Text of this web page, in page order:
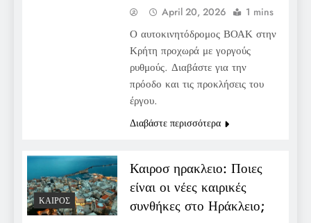
April 20, 2026 1 mins
Ο αυτοκινητόδρομος ΒΟΑΚ στην
Κρήτη προχωρά με γοργούς
ρυθμούς. Διαβάστε για την
πρόοδο και τις προκλήσεις του
έργου.
Διαβάστε περισσότερα
ΚΑΙΡΌΣ
Καιροσ ηρακλειο: Ποιες
είναι οι νέες καιρικές
συνθήκες στο Ηράκλειο;